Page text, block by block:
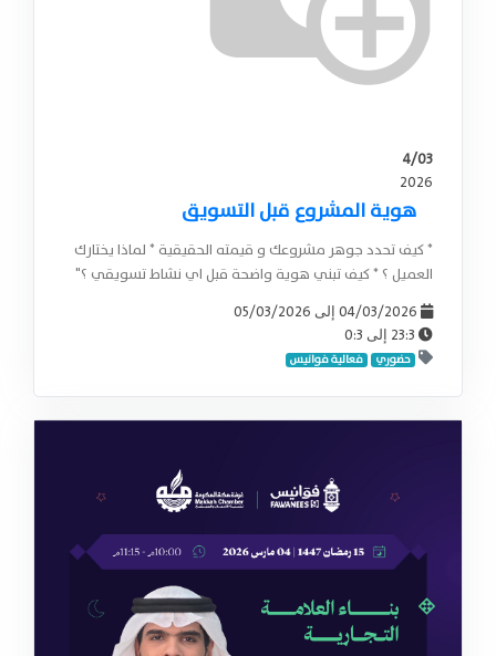
4/03
2026
هوية المشروع قبل التسويق
* كيف تحدد جوهر مشروعك و قيمته الحقيقية * لماذا يختارك
العميل ؟ * كيف تبني هوية واضحة قبل اي نشاط تسويقي ؟"
04/03/2026 إلى 05/03/2026
23:3 إلى 0:3
حضوري فعالية فوانيس